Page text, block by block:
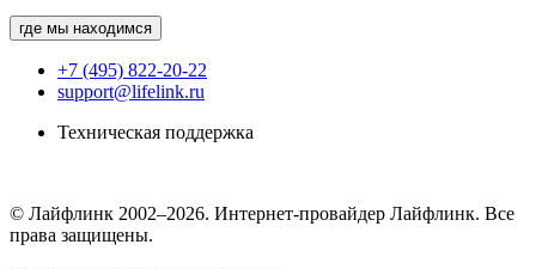
где мы находимся
+7 (495) 822-20-22
support@lifelink.ru
Техническая поддержка
© Лайфлинк 2002–2026. Интернет-провайдер Лайфлинк. Все
права защищены.